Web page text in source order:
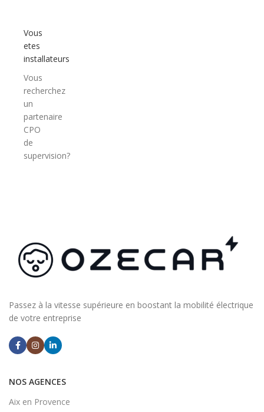
Vous
etes
installateurs
Vous
recherchez
un
partenaire
CPO
de
supervision?
Passez à la vitesse supérieure en boostant la mobilité électrique
de votre entreprise
NOS AGENCES
Aix en Provence